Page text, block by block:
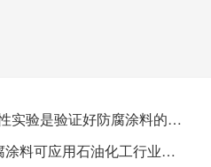
科学的老化试验来进行耐久性实验是验证好防腐涂料的途径
烟台鲁蒙VRA-LM®防水防腐涂料可应用石油化工行业防腐防水